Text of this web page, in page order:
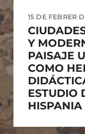
15 DE FEBRER
Y
PAISAJE
COMO
ESTUDIO